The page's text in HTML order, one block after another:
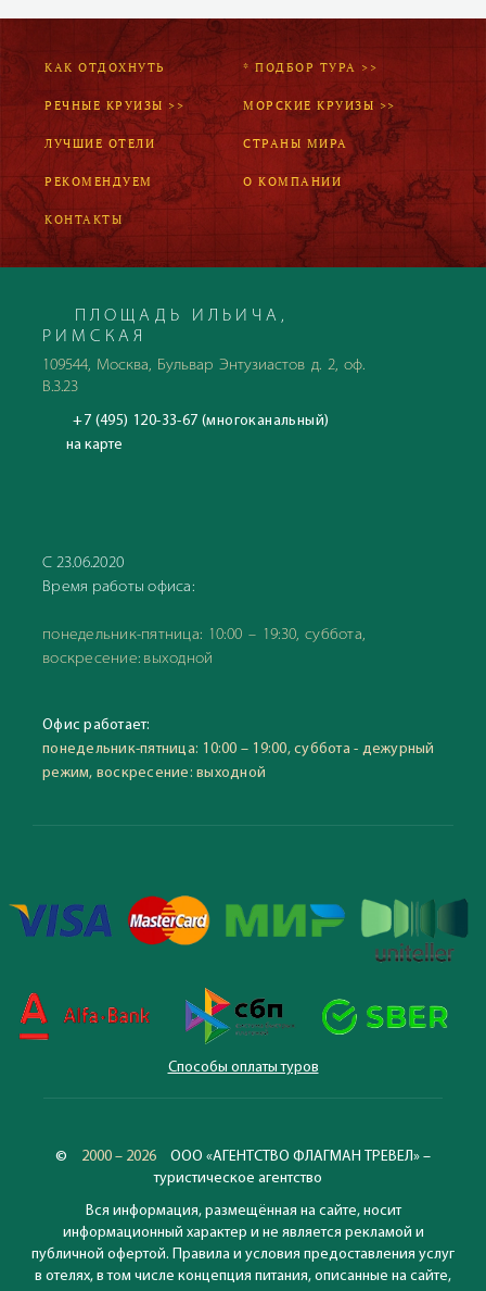
КАК ОТДОХНУТЬ * ПОДБОР ТУРА >>
РЕЧНЫЕ КРУИЗЫ >> МОРСКИЕ КРУИЗЫ >>
ЛУЧШИЕ ОТЕЛИ СТРАНЫ МИРА
РЕКОМЕНДУЕМ О КОМПАНИИ
КОНТАКТЫ
ПЛОЩАДЬ ИЛЬИЧА,
РИМСКАЯ
109544, Москва, Бульвар Энтузиастов д. 2, оф.
В.3.23
+7 (495) 120-33-67 (многоканальный)
на карте
С 23.06.2020
Время работы офиса:
понедельник-пятница: 10:00 – 19:30, суббота,
воскресение: выходной
Офис работает:
понедельник-пятница: 10:00 – 19:00, суббота - дежурный
режим, воскресение: выходной
Способы оплаты туров
© 2000 – 2026
ООО «АГЕНТСТВО ФЛАГМАН ТРЕВЕЛ» –
туристическое агентство
Вся информация, размещённая на сайте, носит
информационный характер и не является рекламой и
публичной офертой. Правила и условия предоставления услуг
в отелях, в том числе концепция питания, описанные на сайте,